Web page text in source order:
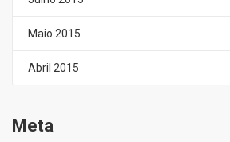
Maio 2015
Abril 2015
Meta